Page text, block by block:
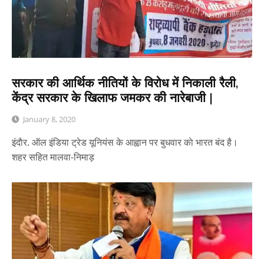
सरकार की आर्थिक नीतियों के विरोध में निकाली रैली,
केंद्र सरकार के खिलाफ जमकर की नारेबाजी |
January 8, 2020
इंदाैर. ऑल इंडिया ट्रेड यूनियंस के आह्वान पर बुधवार काे भारत बंद है।
शहर सहित मालवा-निमाड़